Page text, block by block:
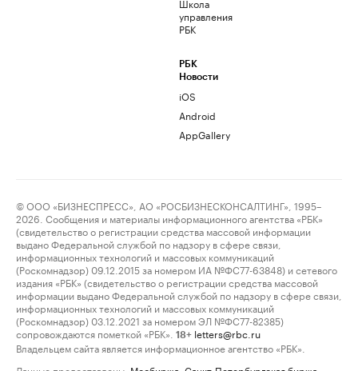
управления
РБК
РБК
Новости
iOS
Android
AppGallery
© ООО «БИЗНЕСПРЕСС», АО «РОСБИЗНЕСКОНСАЛТИНГ», 1995–
2026. Сообщения и материалы информационного агентства «РБК»
(свидетельство о регистрации средства массовой информации
выдано Федеральной службой по надзору в сфере связи,
информационных технологий и массовых коммуникаций
(Роскомнадзор) 09.12.2015 за номером ИА №ФС77-63848) и сетевого
издания «РБК» (свидетельство о регистрации средства массовой
информации выдано Федеральной службой по надзору в сфере связи,
информационных технологий и массовых коммуникаций
(Роскомнадзор) 03.12.2021 за номером ЭЛ №ФС77-82385)
сопровождаются пометкой «РБК».
18+ letters@rbc.ru
Владельцем сайта является информационное агентство «РБК».